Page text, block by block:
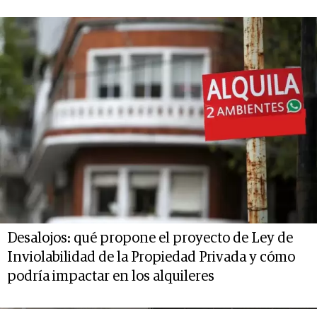
Desalojos: qué propone el proyecto de Ley de
Inviolabilidad de la Propiedad Privada y cómo
podría impactar en los alquileres